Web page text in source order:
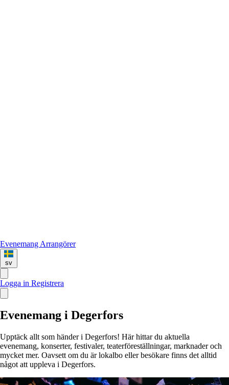
Evenemang Arrangörer
sv
Logga in Registrera
Evenemang i Degerfors
Upptäck allt som händer i Degerfors! Här hittar du aktuella
evenemang, konserter, festivaler, teaterföreställningar, marknader och
mycket mer. Oavsett om du är lokalbo eller besökare finns det alltid
något att uppleva i Degerfors.